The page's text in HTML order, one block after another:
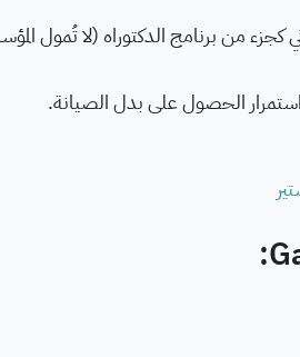
كجزء من برنامج الدكتوراه (لا تُمول